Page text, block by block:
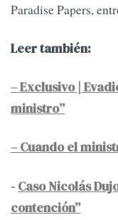
Paradise Papers,
Leer también:
– Exclusivo |
ministro”
– Cuando el
- Caso Nicolás
contención”